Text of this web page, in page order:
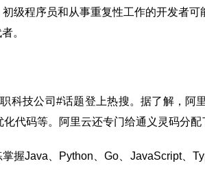
级程序员和从事重复性工作的开发者
。
科技公司#话题登上热搜。据了解，阿
化代码等。阿里云还专门给通义灵码分
握Java、Python、Go、JavaScript、